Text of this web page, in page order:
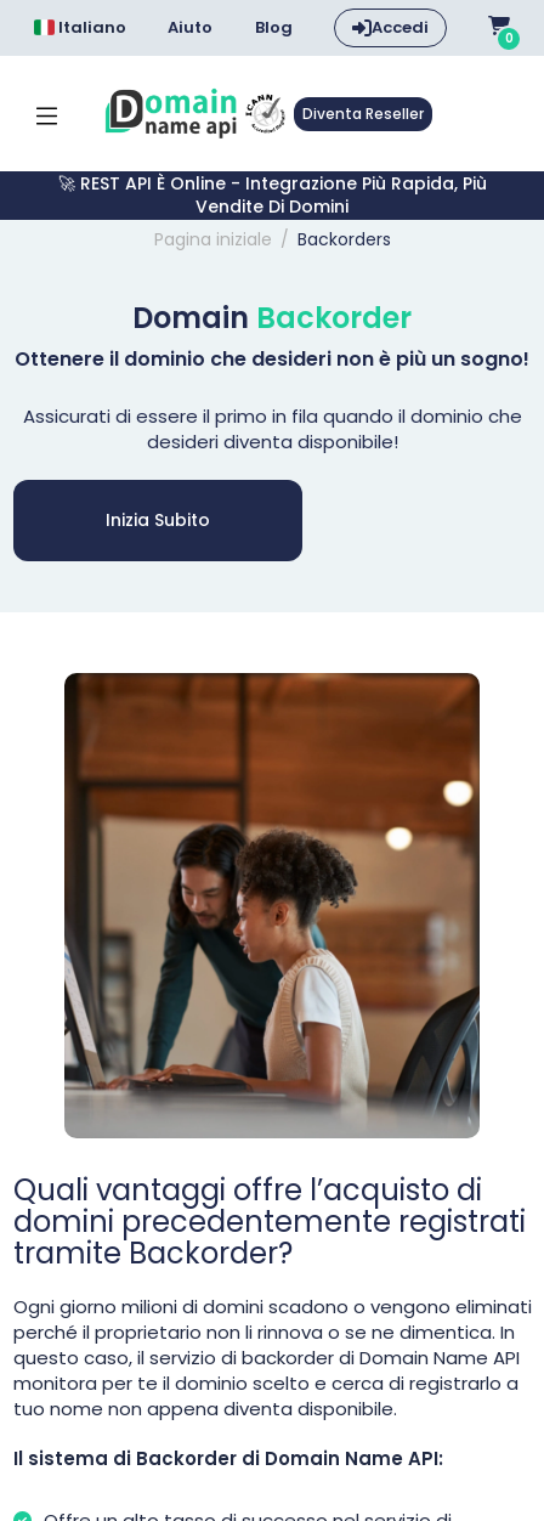
Italiano Aiuto Blog Accedi 0
Diventa Reseller
🚀 REST API È Online - Integrazione Più Rapida, Più
Vendite Di Domini
Pagina iniziale
Backorders
Domain Backorder
Ottenere il dominio che desideri non è più un sogno!
Assicurati di essere il primo in fila quando il dominio che
desideri diventa disponibile!
Inizia Subito
Quali vantaggi offre l’acquisto di
domini precedentemente registrati
tramite Backorder?
Ogni giorno milioni di domini scadono o vengono eliminati
perché il proprietario non li rinnova o se ne dimentica. In
questo caso, il servizio di backorder di Domain Name API
monitora per te il dominio scelto e cerca di registrarlo a
tuo nome non appena diventa disponibile.
Il sistema di Backorder di Domain Name API: